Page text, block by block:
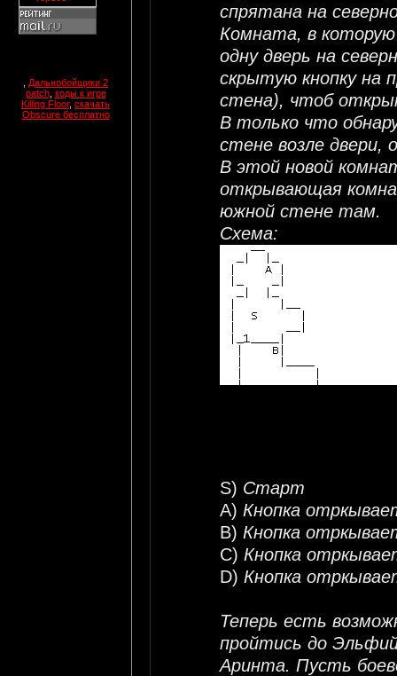
Дальнобойщики 2
patch, коды к игре
Killing Floor, скачать
Obscure бесплатно
спрятана на
Комната, в
одну дверь на
скрытую кнопку на
стена), чтоб
В только что
стене возле
В этой новой
открывающая
южной стене там.
Схема:
S) Старт
A) Кнопка
B) Кнопка
C) Кнопка
D) Кнопка
Теперь есть
пройтись до
Аринта. Пусть